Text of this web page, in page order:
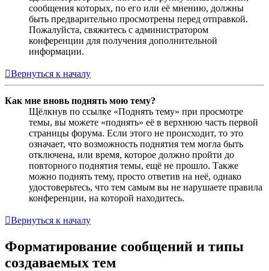
сообщения которых, по его или её мнению, должны
быть предварительно просмотрены перед отправкой.
Пожалуйста, свяжитесь с администратором
конференции для получения дополнительной
информации.
Вернуться к началу
Как мне вновь поднять мою тему?
Щёлкнув по ссылке «Поднять тему» при просмотре
темы, вы можете «поднять» её в верхнюю часть первой
страницы форума. Если этого не происходит, то это
означает, что возможность поднятия тем могла быть
отключена, или время, которое должно пройти до
повторного поднятия темы, ещё не прошло. Также
можно поднять тему, просто ответив на неё, однако
удостоверьтесь, что тем самым вы не нарушаете правила
конференции, на которой находитесь.
Вернуться к началу
Форматирование сообщений и типы
создаваемых тем